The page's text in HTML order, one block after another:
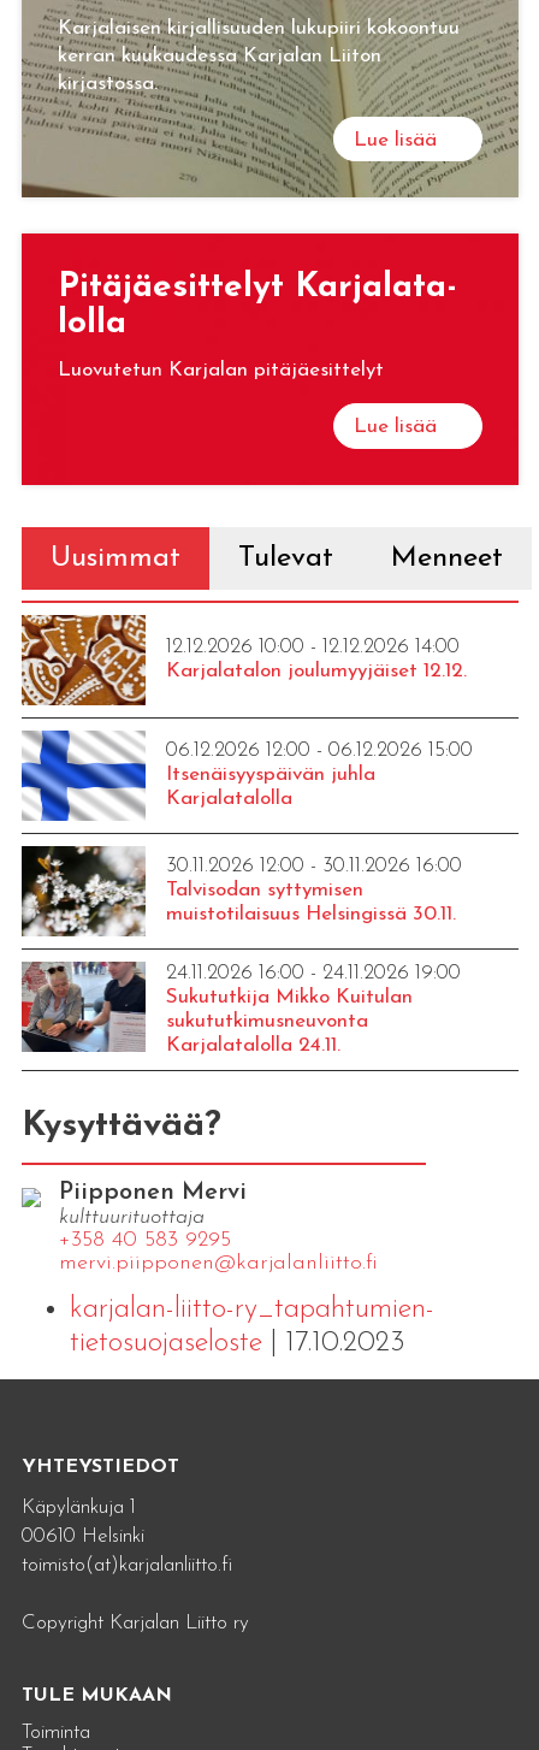
Karjalaisen kirjallisuuden lukupiiri kokoontuu
kerran kuukaudessa Karjalan Liiton
kirjastossa.
Lue lisää
Pi­tä­jäe­sit­te­lyt Kar­ja­la­ta­
lol­la
Luovutetun Karjalan pitäjäesittelyt
Lue lisää
Uusimmat Tulevat Menneet
12.12.2026 10:00 - 12.12.2026 14:00
Karjalatalon joulumyyjäiset 12.12.
06.12.2026 12:00 - 06.12.2026 15:00
Itsenäisyyspäivän juhla
Karjalatalolla
30.11.2026 12:00 - 30.11.2026 16:00
Talvisodan syttymisen
muistotilaisuus Helsingissä 30.11.
24.11.2026 16:00 - 24.11.2026 19:00
Sukututkija Mikko Kuitulan
sukututkimusneuvonta
Karjalatalolla 24.11.
Kysyttävää?
Piipponen Mervi
kulttuurituottaja
+358 40 583 9295
mervi.​piipponen@​kar​jala​nlii​tto.​fi
karjalan-liitto-ry_tapahtumien-
tietosuojaseloste| 17.10.2023
YHTEYSTIEDOT
Käpylänkuja 1
00610 Helsinki
toimisto(at)karjalanliitto.fi
Copyright Karjalan Liitto ry
TULE MUKAAN
Toiminta